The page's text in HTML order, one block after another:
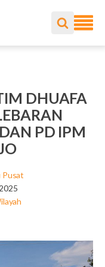
DHUAFA
PD IPM
Pusat